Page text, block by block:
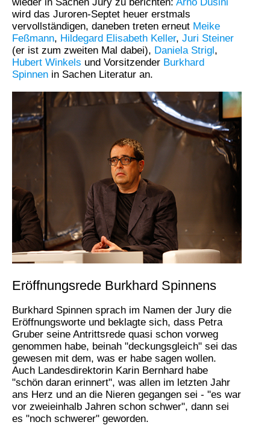
wird das Juroren-Septet heuer erstmals
vervollständigen, daneben treten erneut Meike
Feßmann, Hildegard Elisabeth Keller, Juri Steiner
(er ist zum zweiten Mal dabei), Daniela Strigl,
Hubert Winkels und Vorsitzender Burkhard
Spinnen in Sachen Literatur an.
Eröffnungsrede Burkhard Spinnens
Burkhard Spinnen sprach im Namen der Jury die
Eröffnungsworte und beklagte sich, dass Petra
Gruber seine Antrittsrede quasi schon vorweg
genommen habe, beinah "deckungsgleich" sei das
gewesen mit dem, was er habe sagen wollen.
Auch Landesdirektorin Karin Bernhard habe
"schön daran erinnert", was allen im letzten Jahr
ans Herz und an die Nieren gegangen sei - "es war
vor zweieinhalb Jahren schon schwer", dann sei
es "noch schwerer" geworden.